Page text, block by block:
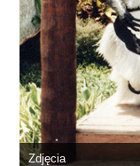
Zdjęcia